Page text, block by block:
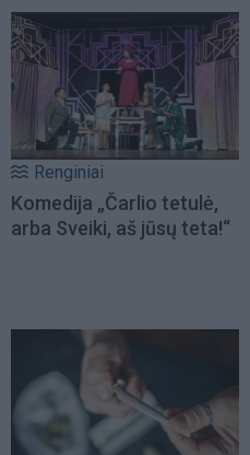
Renginiai
Komedija „Čarlio tetulė,
arba Sveiki, aš jūsų teta!“